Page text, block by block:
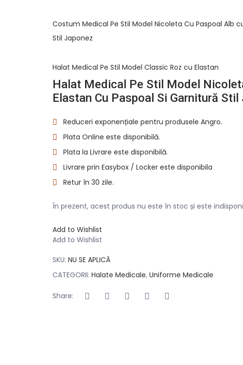
Costum Medical Pe Stil Model Nicoleta Cu Paspoal Alb
Stil Japonez
Halat Medical Pe Stil Model Classic Roz cu Elastan
Halat Medical Pe Stil Model
Elastan Cu Paspoal Si Garnitură Stil
Reduceri exponențiale pentru produsele Angro.
Plata Online este disponibilă.
Plata la Livrare este disponibilă.
Livrare prin Easybox / Locker este disponibila
Retur în 30 zile.
În prezent, acest produs nu este în stoc și este
Add to Wishlist
Add to Wishlist
SKU: NU SE APLICĂ
CATEGORII: Halate Medicale, Uniforme Medicale
Share: